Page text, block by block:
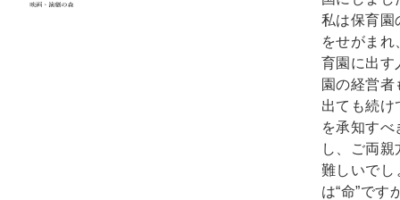
私は保育園
をせがま
育園に出す
園の経営者
出ても続け
を承知す
し、ご両
難しいでし
は“命”です